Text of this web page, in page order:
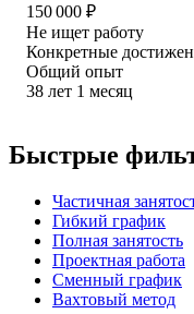
150 000 ₽
Не ищет работу
Конкретные
Общий опыт
38 лет 1 месяц
Быстрые
Частичная
Гибкий график
Полная занятость
Проектная работа
Сменный график
Вахтовый метод